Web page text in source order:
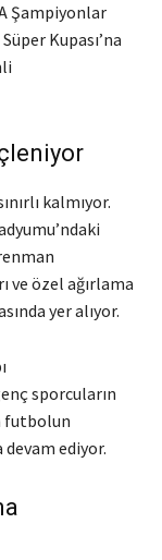
Şampiyonlar
Kupası’na
kalmıyor.
özel ağırlama
yer alıyor.
sporcuların
futbolun
devam ediyor.